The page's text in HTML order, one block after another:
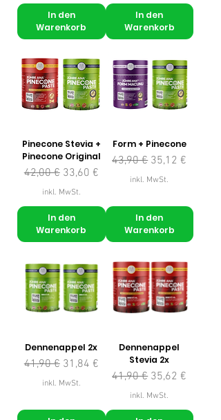
In den
Warenkorb
In den
Warenkorb
Pinecone Stevia +
Pinecone Original
Standardpreis
42,00 € Sale-Preis
33,60 €
inkl. MwSt.
In den
Warenkorb
Form + Pinecone
Standardpreis
43,90 € Sale-Preis
35,12 €
inkl. MwSt.
In den
Warenkorb
Dennenappel 2x
Standardpreis
41,90 € Sale-Preis
31,84 €
inkl. MwSt.
Dennenappel
Stevia 2x
Standardpreis
41,90 € Sale-Preis
35,62 €
inkl. MwSt.